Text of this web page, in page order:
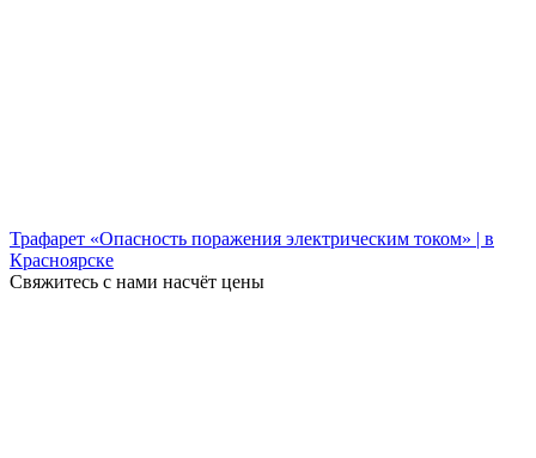
Трафарет «Опасность поражения электрическим током» | в
Красноярске
Свяжитесь с нами насчёт цены